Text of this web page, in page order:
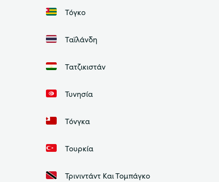
Τόγκο
Ταϊλάνδη
Τατζικιστάν
Τυνησία
Τόνγκα
Τουρκία
Τρινιντάντ Και Τομπάγκο